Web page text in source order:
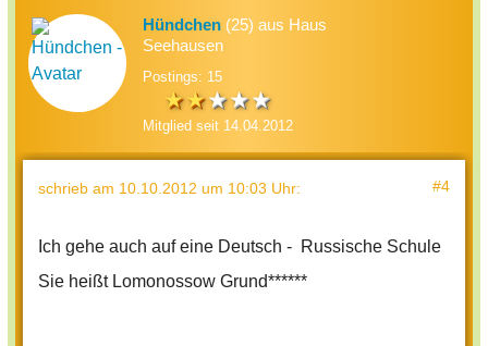
Hündchen (25) aus Haus
Seehausen
Postings: 15
Mitglied seit 14.04.2012
schrieb am 10.10.2012 um 10:03 Uhr: #4
Ich gehe auch auf eine Deutsch - Russische Schule
Sie heißt Lomonossow Grund******